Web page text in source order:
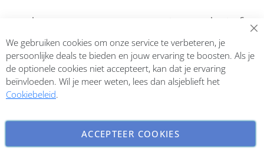
Abonneer op onze nieuwsbrief
Inschrijven
We gebruiken cookies om onze service te verbeteren, je
persoonlijke deals te bieden en jouw ervaring te boosten. Als je
de optionele cookies niet accepteert, kan dat je ervaring
beïnvloeden. Wil je meer weten, lees dan alsjeblieft het
Cookiebeleid.
ACCEPTEER COOKIES